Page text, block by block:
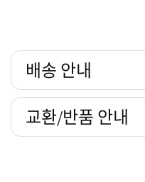
배송 안내
교환/반품 안내